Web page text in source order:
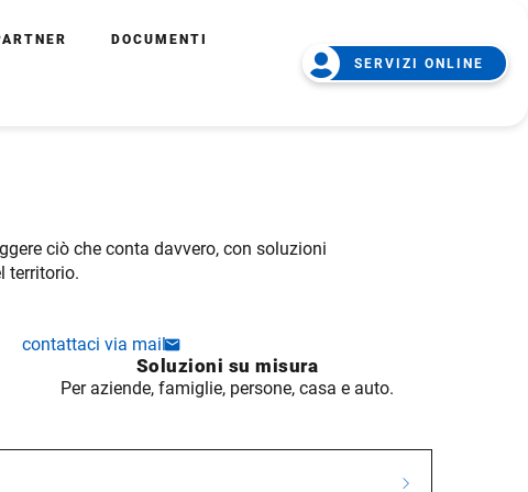
DOCUMENTI
SERVIZI ONLINE
ciò che conta davvero, con soluzioni
territorio.
contattaci via mail
Soluzioni su misura
Per aziende, famiglie, persone, casa e auto.